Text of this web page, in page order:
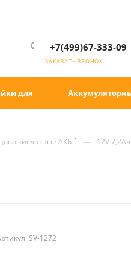
+7(499)67-333-09
ЗАКАЗАТЬ ЗВОНОК
для
кислотные АКБ — 12V 7,2Ач
SV-1272